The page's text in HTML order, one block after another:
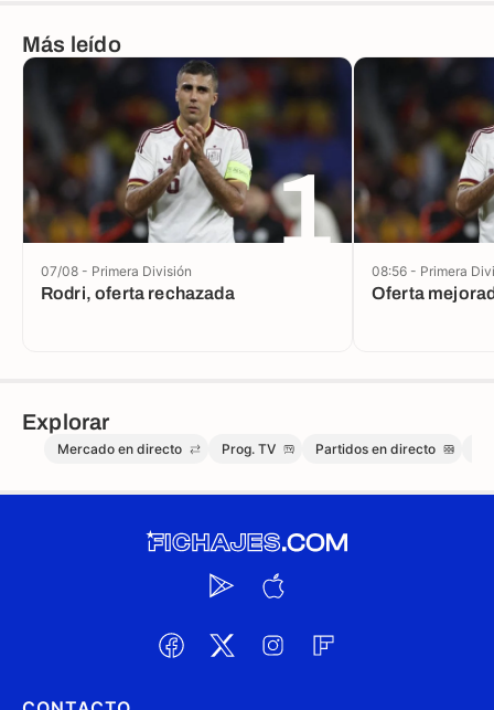
Más leído
1
Rodri, oferta rechazada
07/08 - Primera División
Oferta
08:56 - Primera
Explorar
Mercado en directo Prog. TV Partidos en directo